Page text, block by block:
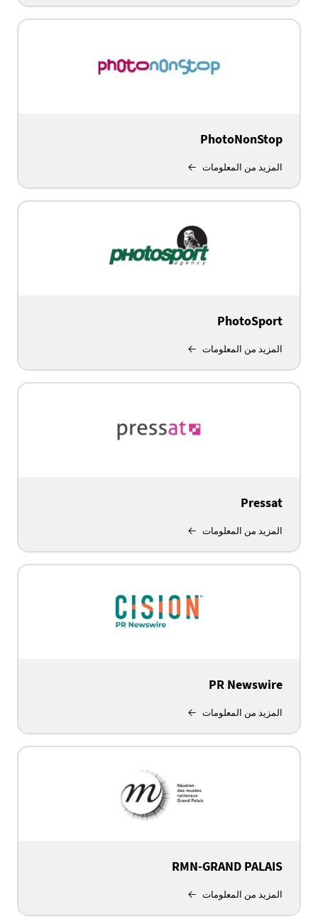
PhotoNonStop
المزيد من المعلومات
PhotoSport
المزيد من المعلومات
Pressat
المزيد من المعلومات
PR Newswire
المزيد من المعلومات
RMN-GRAND PALAIS
المزيد من المعلومات